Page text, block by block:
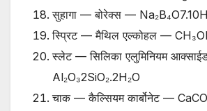
सुहागा — बोरेक्स —
स्प्रिट — मैथिल एल्कोहल —
स्लेट — सिलिका एलुमिनियम
Al₂O₃2SiO₂.2H₂O
चाक — कैल्सियम कार्बोनेट —